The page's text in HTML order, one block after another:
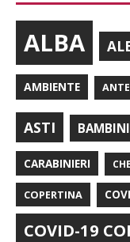
ALBA
AMBIENTE
ASTI BAMBINI
CARABINIERI
COPERTINA
COVID-19